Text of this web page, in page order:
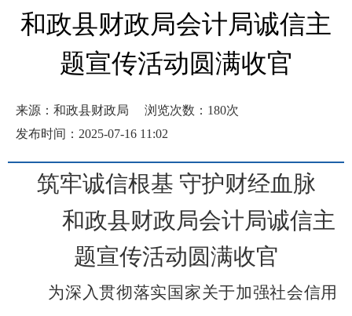
和政县财政局会计局诚信主
题宣传活动圆满收官
来源：和政县财政局 浏览次数： 180次
发布时间：2025-07-16 11:02
筑牢诚信根基 守护财经血脉
和政县财政局会计局诚信主
题宣传活动圆满收官
为深入贯彻落实国家关于加强社会信用